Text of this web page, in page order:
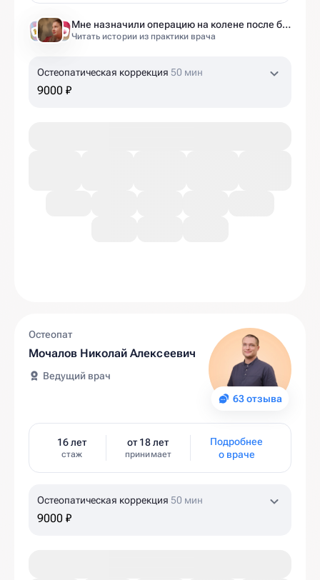
Мне назначили операцию на колене после беременности. Оказалось — это было ошибкой
Читать истории из практики врача
Остеопатическая коррекция 50 мин
9000 ₽
63 отзыва
Остеопат
Мочалов Николай Алексеевич
Ведущий врач
16 лет
стаж
от 18 лет
принимает
Подробнее
о враче
Остеопатическая коррекция 50 мин
9000 ₽